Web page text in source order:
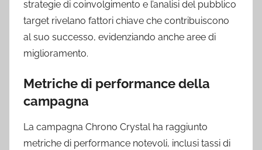
strategie di coinvolgimento e l’analisi del pubblico
target rivelano fattori chiave che contribuiscono
al suo successo, evidenziando anche aree di
miglioramento.
Metriche di performance della
campagna
La campagna Chrono Crystal ha raggiunto
metriche di performance notevoli, inclusi tassi di